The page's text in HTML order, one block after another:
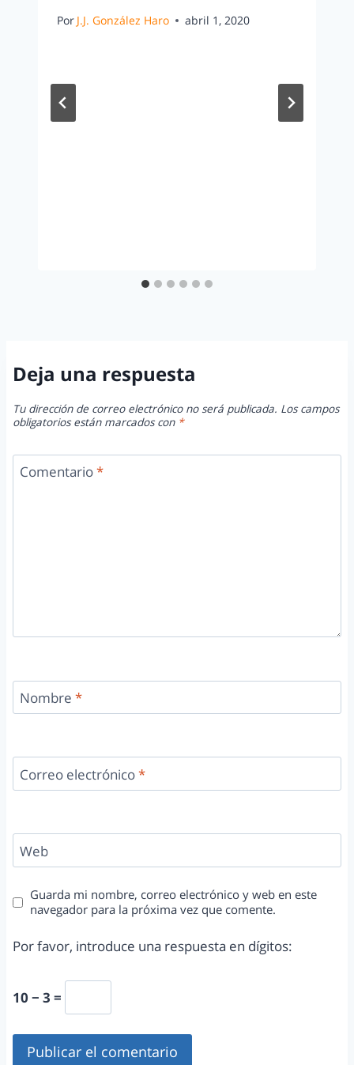
Por J.J. González Haro abril 1, 2020
Deja una respuesta
Tu dirección de correo electrónico no será publicada. Los campos
obligatorios están marcados con *
Comentario*
Nombre *
Correo electrónico*
Web
Guarda mi nombre, correo electrónico y web en este
navegador para la próxima vez que comente.
Por favor, introduce una respuesta en dígitos:
10 − 3 =